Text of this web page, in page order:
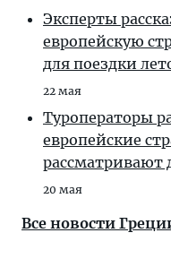
Эксперты
европейскую
для поездки
22 мая
Туроператоры
европейские
рассматривают
20 мая
Все новости